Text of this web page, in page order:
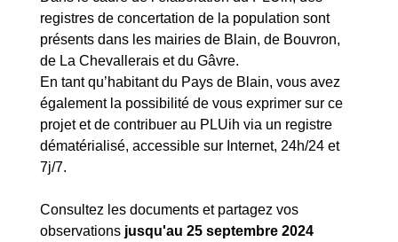
registres de concertation de la population sont
présents dans les mairies de Blain, de Bouvron,
de La Chevallerais et du Gâvre.
En tant qu’habitant du Pays de Blain, vous avez
également la possibilité de vous exprimer sur ce
projet et de contribuer au PLUih via un registre
dématérialisé, accessible sur Internet, 24h/24 et
7j/7.
Consultez les documents et partagez vos
observations jusqu'au 25 septembre 2024